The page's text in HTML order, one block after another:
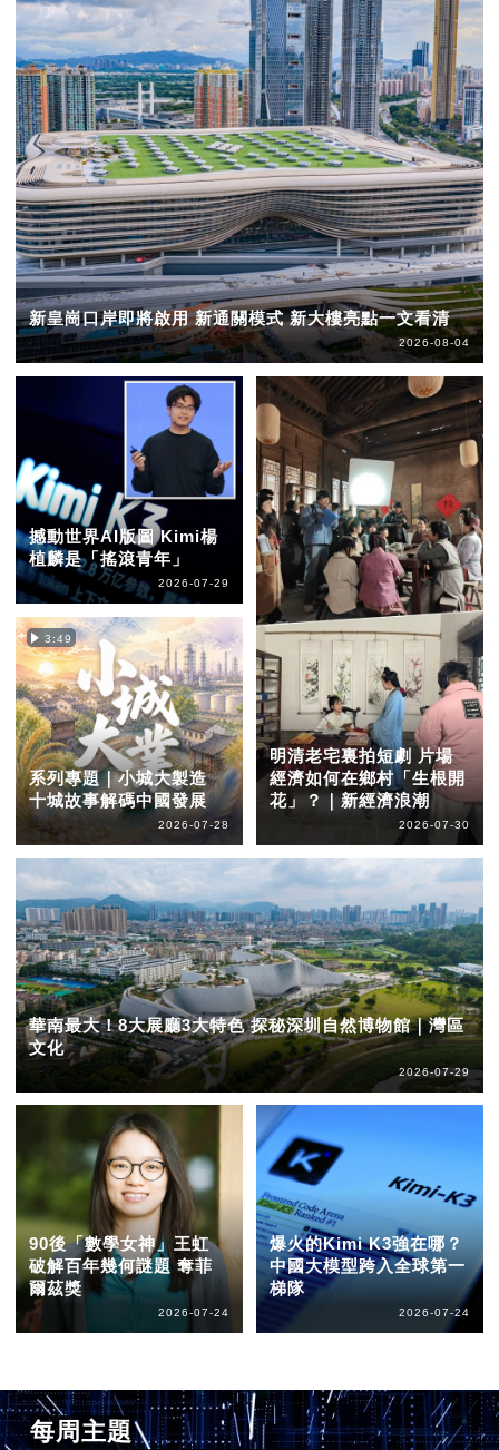
新皇崗口岸即將啟用 新通關模式 新大樓亮點一文看清
2026-08-04
撼動世界AI版圖 Kimi楊
植麟是「搖滾青年」
2026-07-29
3:49
系列專題｜小城大製造
十城故事解碼中國發展
2026-07-28
明清老宅裏拍短劇 片場
經濟如何在鄉村「生根開
花」？｜新經濟浪潮
2026-07-30
華南最大！8大展廳3大特色 探秘深圳自然博物館｜灣區
文化
2026-07-29
90後「數學女神」王虹
破解百年幾何謎題 奪菲
爾茲獎
2026-07-24
爆火的Kimi K3強在哪？
中國大模型跨入全球第一
梯隊
2026-07-24
每周主題